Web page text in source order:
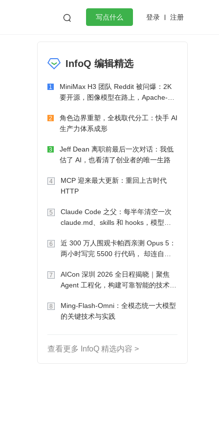
 写点什么 登录 注册
微服务架构 flutter
InfoQ 编辑精选
1
MiniMax H3 团队 Reddit 被问爆：2K
要开源，图像模型在路上，Apache-2.0
2
角色边界重塑，全栈取代分工：快手 AI
生产力体系成形
3
Jeff Dean 离职前最后一次对话：我低
估了 AI，也看清了创业者的唯一生路
4
MCP 迎来最大更新：重回上古时代
HTTP
5
Claude Code 之父：每半年清空一次
claude.md、skills 和 hooks，模型自
6
近 300 万人围观卡帕西亲测 Opus 5：
两小时写完 5500 行代码， 却连自己
7
AICon 深圳 2026 全日程揭晓｜聚焦
Agent 工程化，构建可靠智能的技术路
8
Ming-Flash-Omni：全模态统一大模型
的关键技术与实践
查看更多 InfoQ 精选内容 >